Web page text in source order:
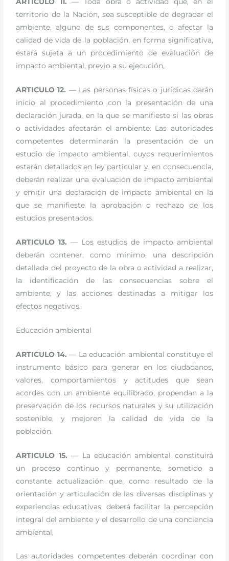
territorio de la Nación, sea susceptible de degradar el
ambiente, alguno de sus componentes, o afectar la
calidad de vida de la población, en forma significativa,
estará sujeta a un procedimiento de evaluación de
impacto ambiental, previo a su ejecución,
ARTICULO 12. — Las personas físicas o jurídicas darán
inicio al procedimiento con la presentación de una
declaración jurada, en la que se manifieste si las obras
o actividades afectarán el ambiente. Las autoridades
competentes determinarán la presentación de un
estudio de impacto ambiental, cuyos requerimientos
estarán detallados en ley particular y, en consecuencia,
deberán realizar una evaluación de impacto ambiental
y emitir una declaración de impacto ambiental en la
que se manifieste la aprobación o rechazo de los
estudios presentados.
ARTICULO 13.— Los estudios de impacto ambiental
deberán contener, como mínimo, una descripción
detallada del proyecto de la obra o actividad a realizar,
la identificación de las consecuencias sobre el
ambiente, y las acciones destinadas a mitigar los
efectos negativos.
Educación ambiental
ARTICULO 14.— La educación ambiental constituye el
instrumento básico para generar en los ciudadanos,
valores, comportamientos y actitudes que sean
acordes con un ambiente equilibrado, propendan a la
preservación de los recursos naturales y su utilización
sostenible, y mejoren la calidad de vida de la
población.
ARTICULO 15.— La educación ambiental constituirá
un proceso continuo y permanente, sometido a
constante actualización que, como resultado de la
orientación y articulación de las diversas disciplinas y
experiencias educativas, deberá facilitar la percepción
integral del ambiente y el desarrollo de una conciencia
ambiental,
Las autoridades competentes deberán coordinar con